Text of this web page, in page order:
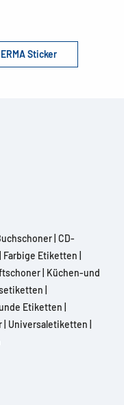
Sticker
CD-
Farbige Etiketten
Küchen-und
Etiketten
Universaletiketten